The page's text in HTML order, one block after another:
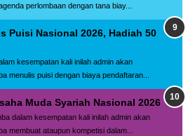
perlombaan dengan tana biay...
Puisi Nasional 2026, Hadiah 50
kesempatan kali inilah admin akan
menulis puisi dengan biaya pendaftaran...
Muda Syariah Nasional 2026
dalam kesempatan kali inilah admin akan
membuat ataupun kompetisi dalam...